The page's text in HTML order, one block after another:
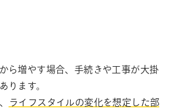
ら増やす場合、手続きや工事が大掛
ります。
ライフスタイルの変化を想定した部